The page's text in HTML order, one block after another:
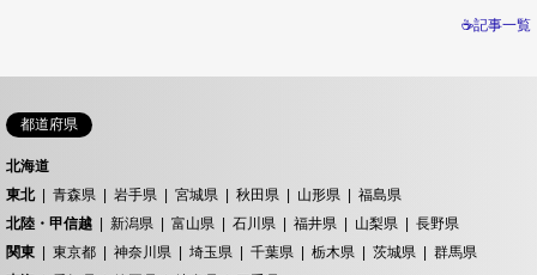
☕記事一覧
都道府県
北海道
東北
青森県 岩手県 宮城県 秋田県 山形県
福島県
北陸・甲信越
新潟県 富山県 石川県 福井県 山梨県
長野県
関東
東京都 神奈川県 埼玉県 千葉県 栃木県 茨城県
群馬県